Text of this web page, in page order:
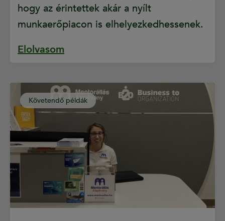
hogy az érintettek akár a nyílt
munkaerőpiacon is elhelyezkedhessenek.
Elolvasom
Követendő példák